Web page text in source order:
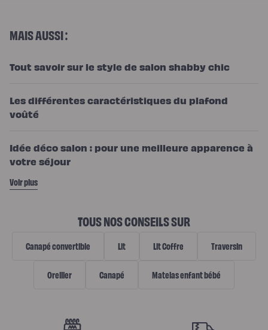
MAIS AUSSI :
Tout savoir sur le style de salon shabby chic
Les différentes caractéristiques du plafond
voûté
Idée déco salon : pour une meilleure apparence à
votre séjour
Voir plus
TOUS NOS CONSEILS SUR
Canapé convertible Lit Lit Coffre Traversin
Oreiller Canapé Matelas enfant bébé